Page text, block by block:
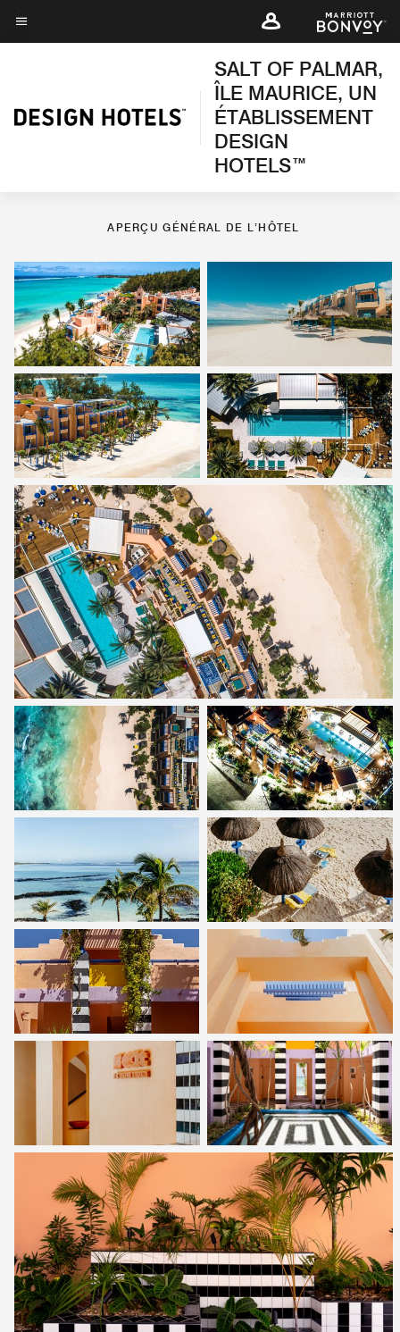
Skip
toTexte du menu
SALT OF PALMAR,
ÎLE MAURICE, UN
ÉTABLISSEMENT
DESIGN
HOTELS™
ChambresRestaurationSports et loisirs
PHOTOS ET VIDÉOS
APERÇU GÉNÉRAL DE L’HÔTEL